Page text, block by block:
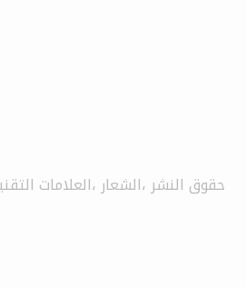
حقوق النشر ،الشعار ،العلامات